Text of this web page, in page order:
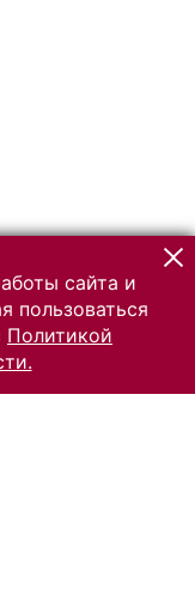
сайта и
пользоваться
Политикой